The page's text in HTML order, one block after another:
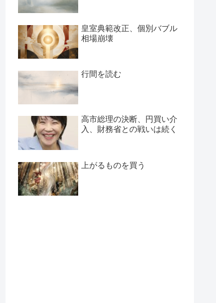
皇室典範改正、個別バブル
相場崩壊
行間を読む
高市総理の決断、円買い介
入、財務省との戦いは続く
上がるものを買う